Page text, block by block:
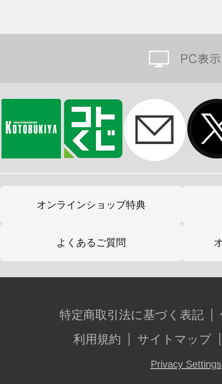
オンラインショップ特典
よくあるご質問
特定商取引法に基づく表記
利用規約
サイトマップ
Privacy Settings